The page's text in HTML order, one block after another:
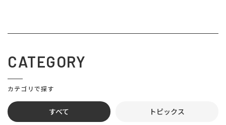
CATEGORY
カテゴリで探す
すべて トピックス